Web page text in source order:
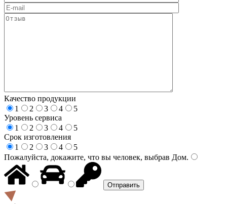
Качество продукции
1
2 3 4
5
Уровень сервиса
1
2 3 4
5
Срок изготовления
1
2 3 4
5
Пожалуйста, докажите, что вы человек, выбрав Дом.